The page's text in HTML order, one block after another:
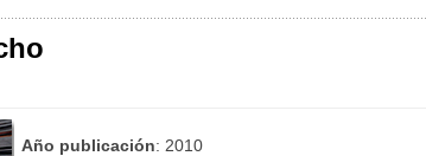
Año publicación: 2010